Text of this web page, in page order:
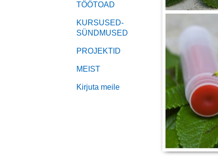
TÖÖTOAD
KURSUSED-
SÜNDMUSED
PROJEKTID
MEIST
Kirjuta meile